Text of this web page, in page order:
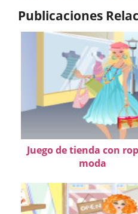
Publicaciones
Juego de tienda con
moda